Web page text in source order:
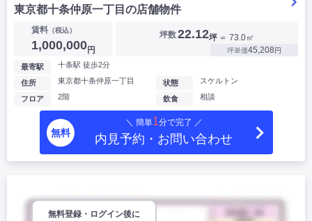
東京都十条仲原一丁目の店舗物件
賃料 （税込）
1,000,000円
坪数22.12坪 ＝ 73.0㎡
坪単価45,208円
最寄駅 十条駅 徒歩2分
住所 東京都十条仲原一丁目
フロア 2階
状態 スケルトン
飲食 相談
無料
＼ 簡単1分で完了 ／
内見予約・お問い合わせ
無料登録・ログイン後に